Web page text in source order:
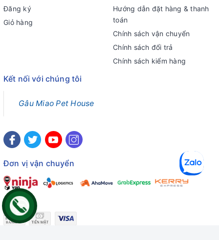
Đăng ký
Giỏ hàng
Hướng dẫn đặt hàng & thanh
toán
Chính sách vận chuyển
Chính sách đổi trả
Chính sách kiểm hàng
Kết nối với chúng tôi
Gâu Miao Pet House
Đơn vị vận chuyển